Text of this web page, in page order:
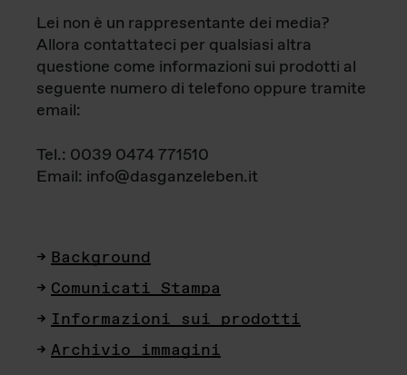
Lei non è un rappresentante dei media?
Allora contattateci per qualsiasi altra
questione come informazioni sui prodotti al
seguente numero di telefono oppure tramite
email:
Tel.: 0039 0474 771510
Email: info@dasganzeleben.it
Background
Comunicati Stampa
Informazioni sui prodotti
Archivio immagini